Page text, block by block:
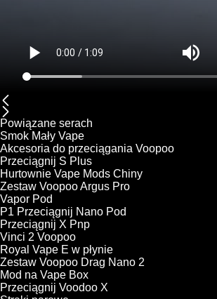
Powiązane serach
Smok Mały Vape
Akcesoria do przeciągania Voopoo
Przeciągnij S Plus
Hurtownie Vape Mods Chiny
Zestaw Voopoo Argus Pro
Vapor Pod
P1 Przeciągnij Nano Pod
Przeciągnij X Pnp
Vinci 2 Voopoo
Royal Vape E w płynie
Zestaw Voopoo Drag Nano 2
Mod na Vape Box
Przeciągnij Voodoo X